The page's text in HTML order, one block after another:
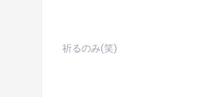
祈るのみ(笑)